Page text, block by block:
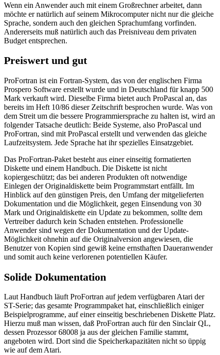
Wenn ein Anwender auch mit einem Großrechner arbeitet, dann
möchte er natürlich auf seinem Mikrocomputer nicht nur die gleiche
Sprache, sondern auch den gleichen Sprachumfang vorfinden.
Andererseits muß natürlich auch das Preisniveau dem privaten
Budget entsprechen.
Preiswert und gut
ProFortran ist ein Fortran-System, das von der englischen Firma
Prospero Software erstellt wurde und in Deutschland für knapp 500
Mark verkauft wird. Dieselbe Firma bietet auch ProPascal an, das
bereits im Heft 10/86 dieser Zeitschrift besprochen wurde. Was von
dem Streit um die bessere Programmiersprache zu halten ist, wird an
folgender Tatsache deutlich: Beide Systeme, also ProPascal und
ProFortran, sind mit ProPascal erstellt und verwenden das gleiche
Laufzeitsystem. Jede Sprache hat ihr spezielles Einsatzgebiet.
Das ProFortran-Paket besteht aus einer einseitig formatierten
Diskette und einem Handbuch. Die Diskette ist nicht
kopiergeschützt; das bei anderen Produkten oft notwendige
Einlegen der Originaldiskette beim Programmstart entfällt. Im
Hinblick auf den günstigen Preis, den Umfang der mitgelieferten
Dokumentation und die Möglichkeit, gegen Einsendung von 30
Mark und Originaldiskette ein Update zu bekommen, sollte dem
Vertreiber dadurch kein Schaden entstehen. Professionelle
Anwender sind wegen der Dokumentation und der Update-
Möglichkeit ohnehin auf die Originalversion angewiesen, die
Benutzer von Kopien sind gewiß keine ernsthaften Daueranwender
und somit auch keine verlorenen potentiellen Käufer.
Solide Dokumentation
Laut Handbuch läuft ProFortran auf jedem verfügbaren Atari der
ST-Serie; das gesamte Programmpaket hat, einschließlich einiger
Beispielprogramme, auf einer einseitig beschriebenen Diskette Platz.
Hierzu muß man wissen, daß ProFortran auch für den Sinclair QL,
dessen Prozessor 68008 ja aus der gleichen Familie stammt,
angeboten wird. Dort sind die Speicherkapazitäten nicht so üppig
wie auf dem Atari.